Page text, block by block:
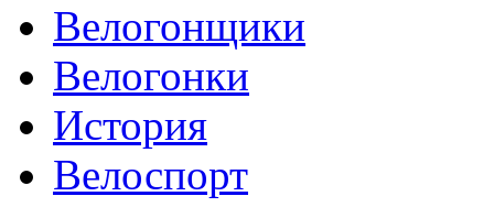
Велогонщики
Велогонки
История
Велоспорт